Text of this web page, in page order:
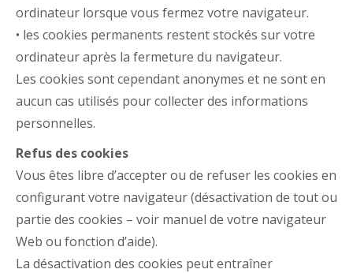
ordinateur lorsque vous fermez votre navigateur.
• les cookies permanents restent stockés sur votre
ordinateur après la fermeture du navigateur.
Les cookies sont cependant anonymes et ne sont en
aucun cas utilisés pour collecter des informations
personnelles.
Refus des cookies
Vous êtes libre d’accepter ou de refuser les cookies en
configurant votre navigateur (désactivation de tout ou
partie des cookies – voir manuel de votre navigateur
Web ou fonction d’aide).
La désactivation des cookies peut entraîner